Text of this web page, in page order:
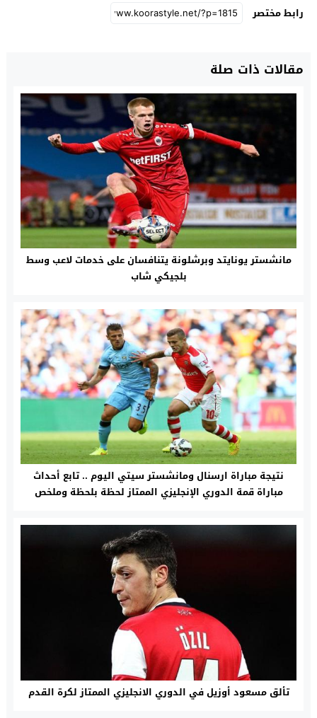
رابط مختصر
مقالات ذات صلة
مانشستر يونايتد وبرشلونة يتنافسان على خدمات لاعب وسط
بلجيكي شاب
نتيجة مباراة ارسنال ومانشستر سيتي اليوم .. تابع أحداث
مباراة قمة الدوري الإنجليزي الممتاز لحظة بلحظة وملخص
تألق مسعود أوزيل في الدوري الانجليزي الممتاز لكرة القدم